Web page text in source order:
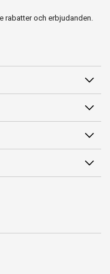
rabatter och erbjudanden.